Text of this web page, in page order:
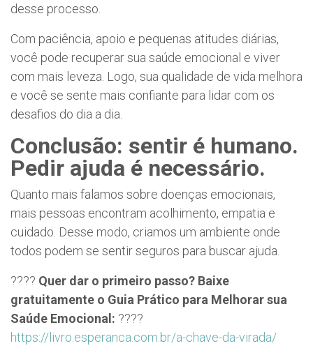
desse processo.
Com paciência, apoio e pequenas atitudes diárias,
você pode recuperar sua saúde emocional e viver
com mais leveza. Logo, sua qualidade de vida melhora
e você se sente mais confiante para lidar com os
desafios do dia a dia.
Conclusão: sentir é humano.
Pedir ajuda é necessário.
Quanto mais falamos sobre doenças emocionais,
mais pessoas encontram acolhimento, empatia e
cuidado. Desse modo, criamos um ambiente onde
todos podem se sentir seguros para buscar ajuda.
???? Quer dar o primeiro passo? Baixe
gratuitamente o Guia Prático para Melhorar sua
Saúde Emocional: ????
https://livro.esperanca.com.br/a-chave-da-virada/